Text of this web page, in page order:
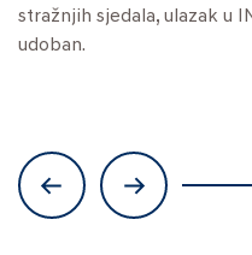
stražnjih sjedala, ulazak u
udoban.